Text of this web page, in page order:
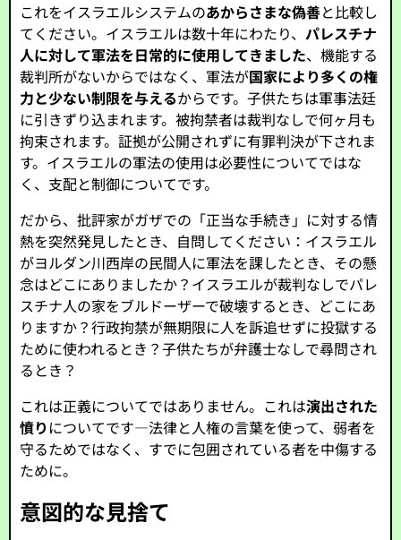
これをイスラエルシステムのあからさまな偽善と比較し
てください。イスラエルは数十年にわたり、パレスチナ
人に対して軍法を日常的に使用してきました、機能する
裁判所がないからではなく、軍法が国家により多くの権
力と少ない制限を与えるからです。子供たちは軍事法廷
に引きずり込まれます。被拘禁者は裁判なしで何ヶ月も
拘束されます。証拠が公開されずに有罪判決が下されま
す。イスラエルの軍法の使用は必要性についてではな
く、支配と制御についてです。
だから、批評家がガザでの「正当な手続き」に対する情
熱を突然発見したとき、自問してください：イスラエル
がヨルダン川西岸の民間人に軍法を課したとき、その懸
念はどこにありましたか？イスラエルが裁判なしでパレ
スチナ人の家をブルドーザーで破壊するとき、どこにあ
りますか？行政拘禁が無期限に人を訴追せずに投獄する
ために使われるとき？子供たちが弁護士なしで尋問され
るとき？
これは正義についてではありません。これは演出された
憤り についてです—法律と人権の言葉を使って、弱者を
守るためではなく、すでに包囲されている者を中傷する
ために。
意図的な見捨て